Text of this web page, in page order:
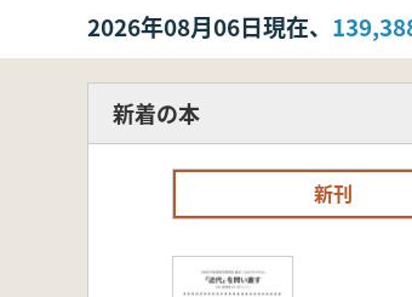
2026年08月06日現在、
新着の本
新刊